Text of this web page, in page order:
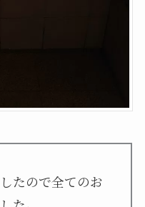
たので全てのお